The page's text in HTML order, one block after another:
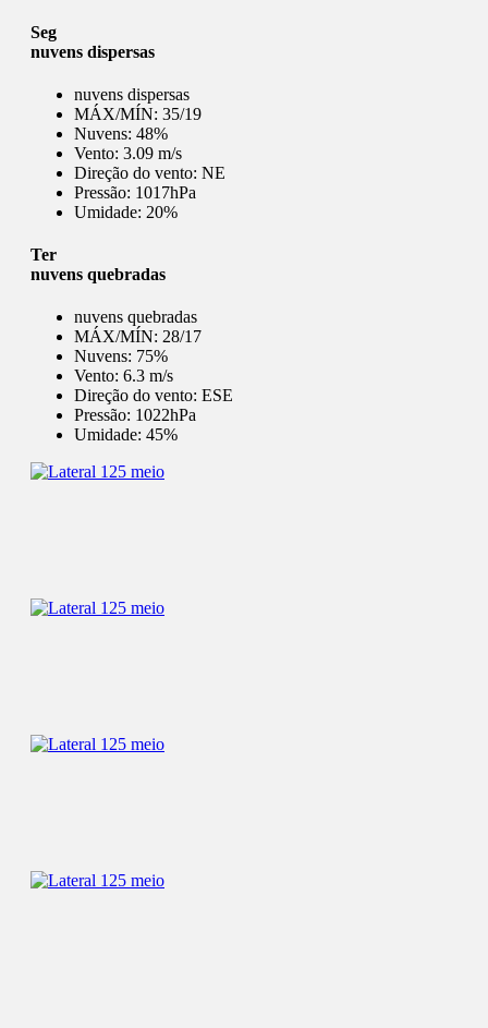
Seg
nuvens dispersas
nuvens dispersas
MÁX/MÍN: 35/19
Nuvens: 48%
Vento: 3.09 m/s
Direção do vento: NE
Pressão: 1017hPa
Umidade: 20%
Ter
nuvens quebradas
nuvens quebradas
MÁX/MÍN: 28/17
Nuvens: 75%
Vento: 6.3 m/s
Direção do vento: ESE
Pressão: 1022hPa
Umidade: 45%